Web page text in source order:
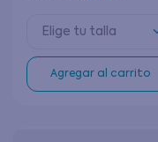
Elige tu talla
Agregar al carrito